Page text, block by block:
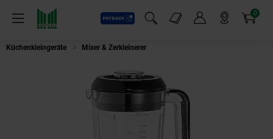
Menü
Payback
Suchfeld einblenden
Markt-Angebote 0
Artikel
Küchenkleingeräte Mixer & Zerkleinerer